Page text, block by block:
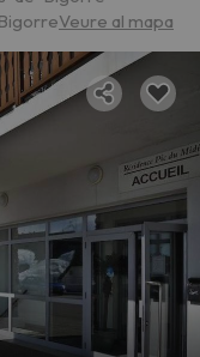
Veure al mapa